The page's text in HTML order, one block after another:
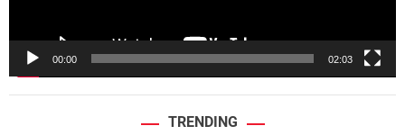
00:00 02:03
TRENDING